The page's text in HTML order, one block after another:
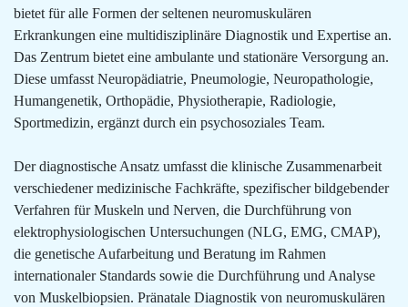
bietet für alle Formen der seltenen neuromuskulären
Erkrankungen eine multidisziplinäre Diagnostik und Expertise an.
Das Zentrum bietet eine ambulante und stationäre Versorgung an.
Diese umfasst Neuropädiatrie, Pneumologie, Neuropathologie,
Humangenetik, Orthopädie, Physiotherapie, Radiologie,
Sportmedizin, ergänzt durch ein psychosoziales Team.
Der diagnostische Ansatz umfasst die klinische Zusammenarbeit
verschiedener medizinische Fachkräfte, spezifischer bildgebender
Verfahren für Muskeln und Nerven, die Durchführung von
elektrophysiologischen Untersuchungen (NLG, EMG, CMAP),
die genetische Aufarbeitung und Beratung im Rahmen
internationaler Standards sowie die Durchführung und Analyse
von Muskelbiopsien. Pränatale Diagnostik von neuromuskulären